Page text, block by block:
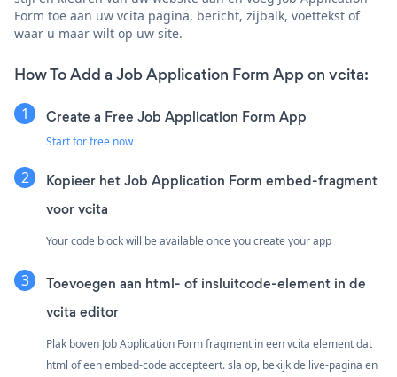
Form toe aan uw vcita pagina, bericht, zijbalk, voettekst of
waar u maar wilt op uw site.
How To Add a Job Application Form App on vcita:
Create a Free Job Application Form App
Start for free now
Kopieer het Job Application Form embed-fragment
voor vcita
Your code block will be available once you create your app
Toevoegen aan html- of insluitcode-element in de
vcita editor
Plak boven Job Application Form fragment in een vcita element dat
html of een embed-code accepteert. sla op, bekijk de live-pagina en